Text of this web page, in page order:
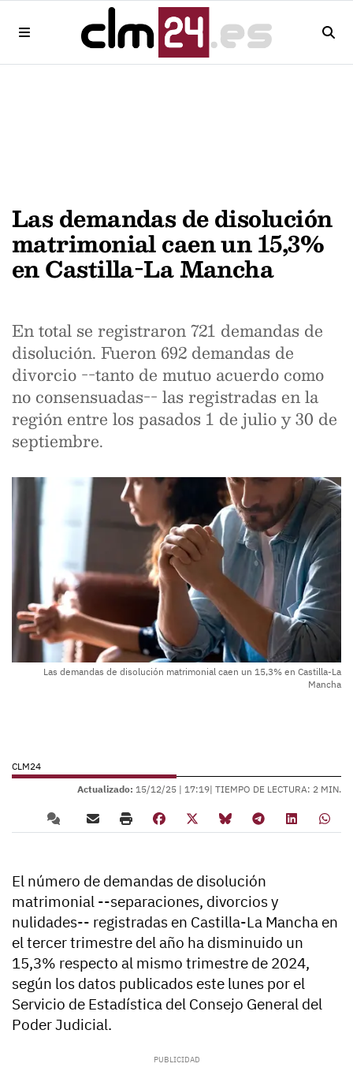
Las demandas de disolución
matrimonial caen un 15,3%
en Castilla-La Mancha
En total se registraron 721 demandas de
disolución. Fueron 692 demandas de
divorcio --tanto de mutuo acuerdo como
no consensuadas-- las registradas en la
región entre los pasados 1 de julio y 30 de
septiembre.
Las demandas de disolución matrimonial caen un 15,3% en Castilla-La
Mancha
CLM24
Actualizado: 15/12/25 | 17:19| TIEMPO DE LECTURA: 2 MIN.
El número de demandas de disolución
matrimonial --separaciones, divorcios y
nulidades-- registradas en Castilla-La Mancha en
el tercer trimestre del año ha disminuido un
15,3% respecto al mismo trimestre de 2024,
según los datos publicados este lunes por el
Servicio de Estadística del Consejo General del
Poder Judicial.